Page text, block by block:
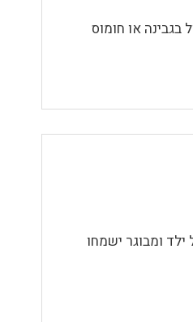
בגבינה או חומוס
ילד ומבוגר ישמחו